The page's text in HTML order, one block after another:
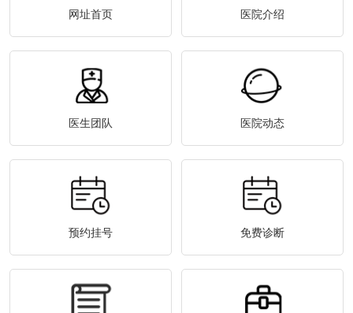
网址首页 医院介绍
医生团队 医院动态
预约挂号 免费诊断